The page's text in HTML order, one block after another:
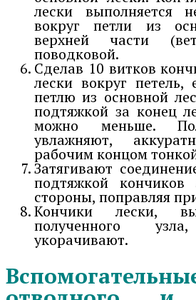
лески выполняется
вокруг петли из
верхней части
поводковой.
Сделав 10 витков
лески вокруг
петлю из основной
подтяжкой за конец
можно меньше.
увлажняют,
рабочим концом
Затягивают
подтяжкой
стороны, поправляя
Кончики лески,
полученного
укорачивают.